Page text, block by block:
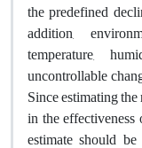
the predefined
addition,
temperature,
uncontrollable
Since estimating
in the
estimate should